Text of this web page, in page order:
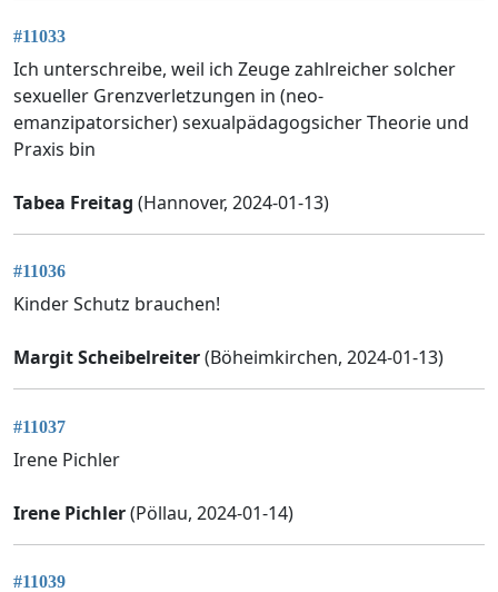
#11033
Ich unterschreibe, weil ich Zeuge zahlreicher solcher
sexueller Grenzverletzungen in (neo-
emanzipatorsicher) sexualpädagogsicher Theorie und
Praxis bin
Tabea Freitag (Hannover, 2024-01-13)
#11036
Kinder Schutz brauchen!
Margit Scheibelreiter(Böheimkirchen, 2024-01-13)
#11037
Irene Pichler
Irene Pichler(Pöllau, 2024-01-14)
#11039